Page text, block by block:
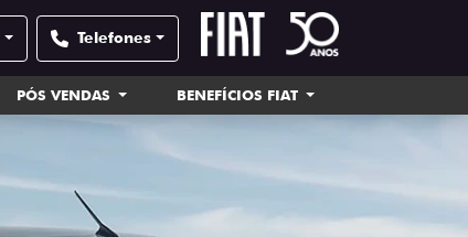
Telefones
PÓS VENDAS BENEFÍCIOS FIAT